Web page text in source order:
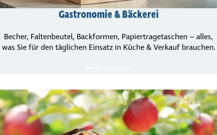
Gastro­nomie & Bäckerei
Becher, Faltenbeutel, Backformen, Papier­tra­ge­ta­schen – alles,
was Sie für den täglichen Einsatz in Küche & Verkauf brauchen.